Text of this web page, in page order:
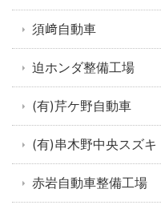
須﨑自動車
迫ホンダ整備工場
(有)芹ケ野自動車
(有)串木野中央スズキ
赤岩自動車整備工場